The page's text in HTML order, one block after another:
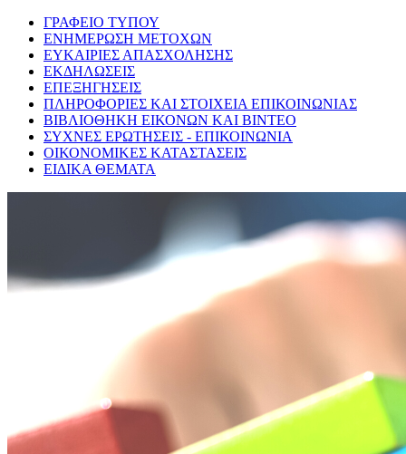
ΓΡΑΦΕΙΟ ΤΥΠΟΥ
ΕΝΗΜΕΡΩΣΗ ΜΕΤΟΧΩΝ
ΕΥΚΑΙΡΙΕΣ ΑΠΑΣΧΟΛΗΣΗΣ
ΕΚΔΗΛΩΣΕΙΣ
ΕΠΕΞΗΓΗΣΕΙΣ
ΠΛΗΡΟΦΟΡΙΕΣ ΚΑΙ ΣΤΟΙΧΕΙΑ ΕΠΙΚΟΙΝΩΝΙΑΣ
ΒΙΒΛΙΟΘΗΚΗ ΕΙΚΟΝΩΝ ΚΑΙ ΒΙΝΤΕΟ
ΣΥΧΝΕΣ ΕΡΩΤΗΣΕΙΣ - ΕΠΙΚΟΙΝΩΝΙΑ
ΟΙΚΟΝΟΜΙΚΕΣ ΚΑΤΑΣΤΑΣΕΙΣ
ΕΙΔΙΚΑ ΘΕΜΑΤΑ